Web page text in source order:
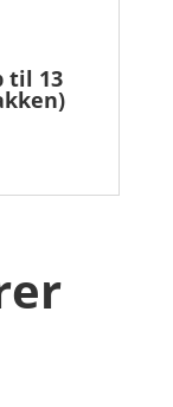
til 13